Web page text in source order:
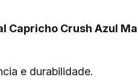
Capricho Crush Azul
e durabilidade.